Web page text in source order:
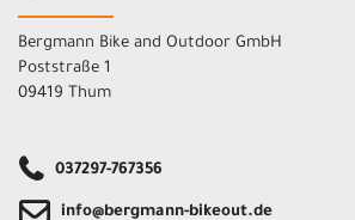
Bergmann Bike and Outdoor GmbH
Poststraße 1
09419 Thum
037297-767356
info@bergmann-bikeout.de